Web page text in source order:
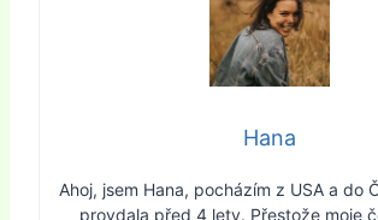
Hana
Ahoj, jsem Hana, pocházím z USA a do
provdala před 4 lety. Přestože moje